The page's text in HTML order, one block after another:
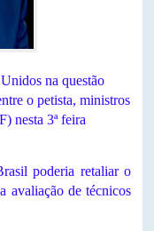
na questão
o petista, ministros
nesta 3ª feira
poderia retaliar o
avaliação de técnicos